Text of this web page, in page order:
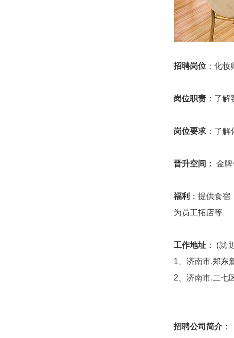
招聘岗位 ：化妆
岗位职责 ：了
岗位要求 ： 了解
晋升空间： 金牌
福利 ：提供食
为员工拓店等
工作地址 ： (就
1、济南市.郑东
2、济南市.二七
招聘公司简介 ：